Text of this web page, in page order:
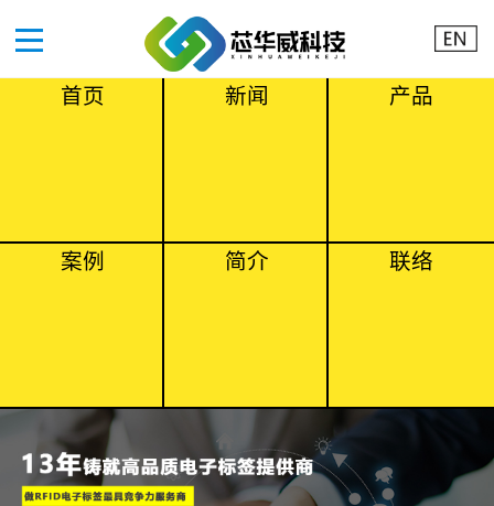
首页 新闻 产品
案例 简介 联络